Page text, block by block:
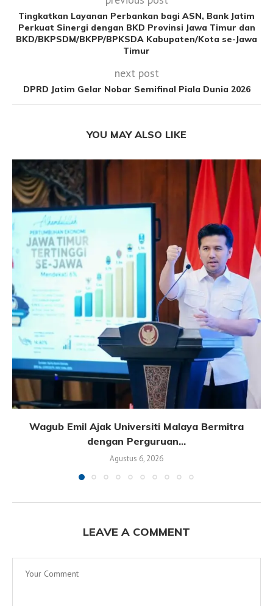
Tingkatkan Layanan Perbankan bagi ASN, Bank Jatim
Perkuat Sinergi dengan BKD Provinsi Jawa Timur dan
BKD/BKPSDM/BKPP/BPKSDA Kabupaten/Kota se-Jawa
Timur
next post
DPRD Jatim Gelar Nobar Semifinal Piala Dunia 2026
YOU MAY ALSO LIKE
Wagub Emil Ajak Universiti Malaya Bermitra
dengan Perguruan...
Agustus 6, 2026
LEAVE A COMMENT